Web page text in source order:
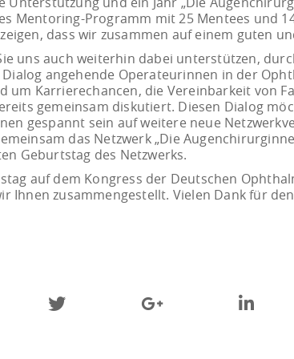
Mentoring-Programm mit 25 Mentees und
dass wir zusammen auf einem guten
uns auch weiterhin dabei unterstützen,
angehende Operateurinnen in der
um Karrierechancen, die Vereinbarkeit von
gemeinsam diskutiert. Diesen Dialog
gespannt sein auf weitere neue
das Netzwerk „Die
Geburtstag des Netzwerks.
auf dem Kongress der Deutschen
Ihnen zusammengestellt. Vielen Dank für